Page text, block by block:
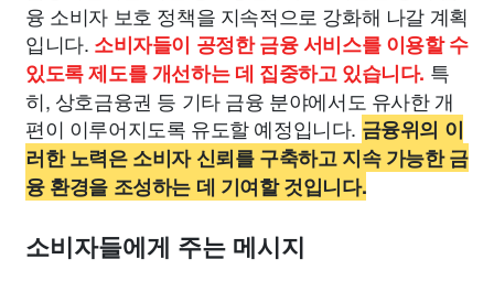
융 소비자 보호 정책을 지속적으로 강화해 나갈 계획
입니다. 소비자들이 공정한 금융 서비스를 이용할 수
있도록 제도를 개선하는 데 집중하고 있습니다. 특
히, 상호금융권 등 기타 금융 분야에서도 유사한 개
편이 이루어지도록 유도할 예정입니다. 금융위의 이
러한 노력은 소비자 신뢰를 구축하고 지속 가능한 금
융 환경을 조성하는 데 기여할 것입니다.
소비자들에게 주는 메시지